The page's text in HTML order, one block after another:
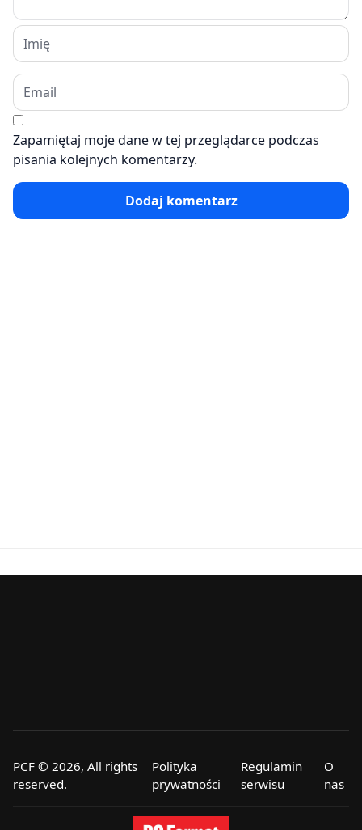
Zapamiętaj moje dane w tej przeglądarce podczas
pisania kolejnych komentarzy.
Dodaj komentarz
PCF © 2026, All rights
reserved.
Polityka
prywatności
Regulamin
serwisu
O
nas